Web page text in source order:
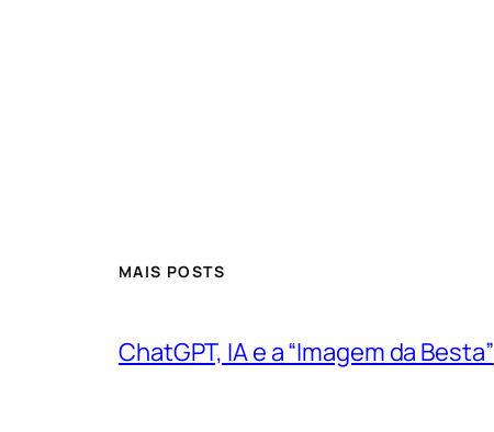
MAIS POSTS
ChatGPT, IA e a “Imagem da Besta”